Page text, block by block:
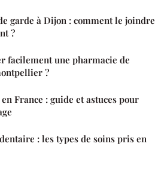
garde à Dijon : comment le joindre
?
facilement une pharmacie de
?
France : guide et astuces pour
: les types de soins pris en